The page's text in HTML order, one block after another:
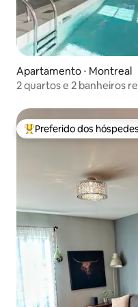
Apartamento ⋅ Montreal
2 quartos e 2 banheiros
Entre os melhores
Preferido dos hóspedes